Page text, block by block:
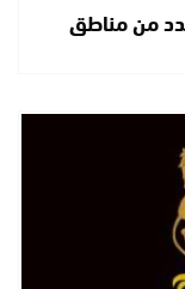
من مناطق